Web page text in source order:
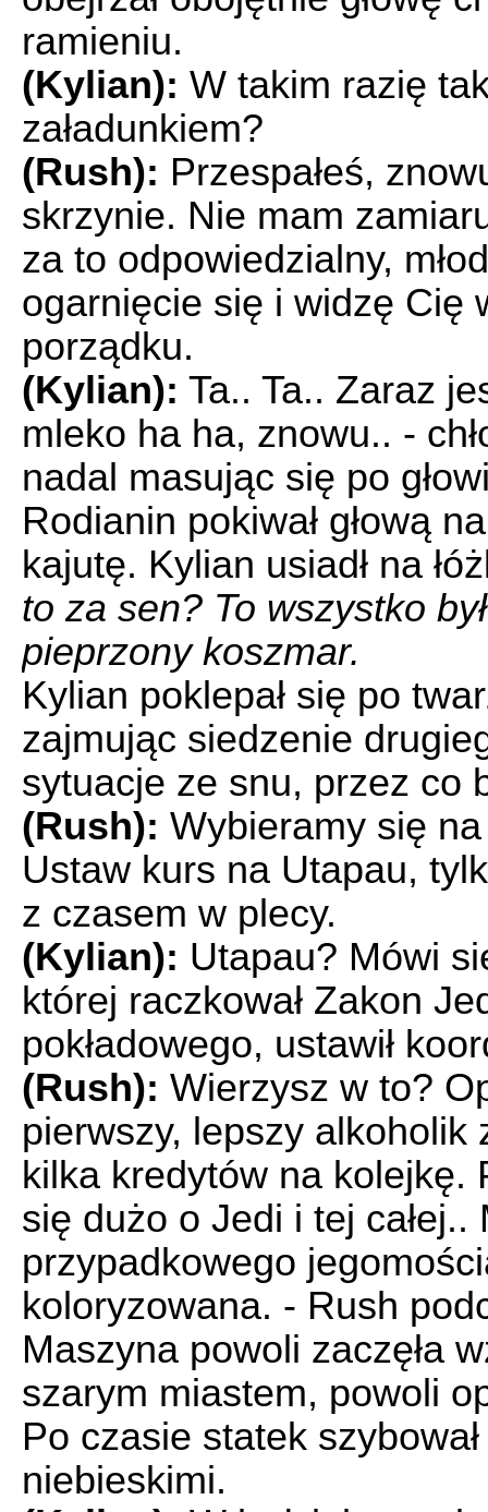
ramieniu.
(Kylian): W takim razię
załadunkiem?
(Rush): Przespałeś,
skrzynie. Nie mam
za to odpowiedzialny,
ogarnięcie się i widzę Cię
porządku.
(Kylian): Ta.. Ta.. Zaraz
mleko ha ha, znowu.. -
nadal masując się po
Rodianin pokiwał głową
kajutę. Kylian usiadł na
to za sen? To wszystko
pieprzony koszmar.
Kylian poklepał się po
zajmując siedzenie
sytuacje ze snu, przez co
(Rush): Wybieramy się
Ustaw kurs na Utapau,
z czasem w plecy.
(Kylian): Utapau? Mówi
której raczkował Zakon
pokładowego, ustawił
(Rush): Wierzysz w to?
pierwszy, lepszy alkoholik
kilka kredytów na kolejkę.
się dużo o Jedi i tej
przypadkowego
koloryzowana. - Rush
Maszyna powoli zaczęła
szarym miastem, powoli
Po czasie statek
niebieskimi.